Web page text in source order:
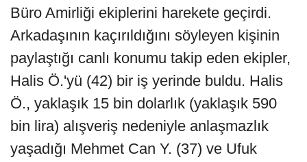
Büro Amirliği ekiplerini harekete geçirdi.
Arkadaşının kaçırıldığını söyleyen kişinin
paylaştığı canlı konumu takip eden ekipler,
Halis Ö.'yü (42) bir iş yerinde buldu. Halis
Ö., yaklaşık 15 bin dolarlık (yaklaşık 590
bin lira) alışveriş nedeniyle anlaşmazlık
yaşadığı Mehmet Can Y. (37) ve Ufuk